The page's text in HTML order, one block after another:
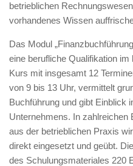
betrieblichen
vorhandenes Wissen
Das Modul
eine berufliche Qualifikation
Kurs mit insgesamt 12
von 9 bis 13 Uhr, vermittelt
Buchführung und gibt Einblick
Unternehmens. In zahlreichen
aus der betrieblichen Praxis
direkt eingesetzt und geübt.
des Schulungsmateriales 220